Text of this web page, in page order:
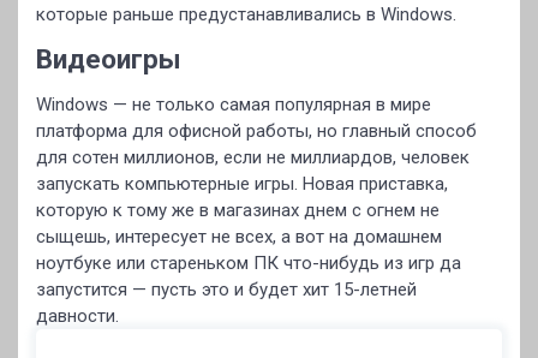
которые раньше предустанавливались в Windows.
Видеоигры
Windows — не только самая популярная в мире
платформа для офисной работы, но главный способ
для сотен миллионов, если не миллиардов, человек
запускать компьютерные игры. Новая приставка,
которую к тому же в магазинах днем с огнем не
сыщешь, интересует не всех, а вот на домашнем
ноутбуке или стареньком ПК что-нибудь из игр да
запустится — пусть это и будет хит 15-летней
давности.